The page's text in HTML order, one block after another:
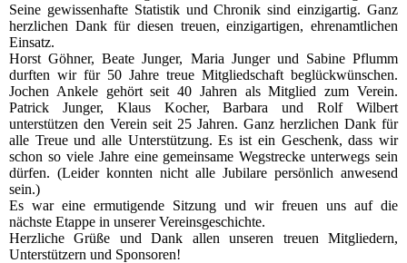
Seine gewissenhafte Statistik und Chronik sind einzigartig. Ganz
herzlichen Dank für diesen treuen, einzigartigen, ehrenamtlichen
Einsatz.
Horst Göhner, Beate Junger, Maria Junger und Sabine Pflumm
durften wir für 50 Jahre treue Mitgliedschaft beglückwünschen.
Jochen Ankele gehört seit 40 Jahren als Mitglied zum Verein.
Patrick Junger, Klaus Kocher, Barbara und Rolf Wilbert
unterstützen den Verein seit 25 Jahren. Ganz herzlichen Dank für
alle Treue und alle Unterstützung. Es ist ein Geschenk, dass wir
schon so viele Jahre eine gemeinsame Wegstrecke unterwegs sein
dürfen. (Leider konnten nicht alle Jubilare persönlich anwesend
sein.)
Es war eine ermutigende Sitzung und wir freuen uns auf die
nächste Etappe in unserer Vereinsgeschichte.
Herzliche Grüße und Dank allen unseren treuen Mitgliedern,
Unterstützern und Sponsoren!